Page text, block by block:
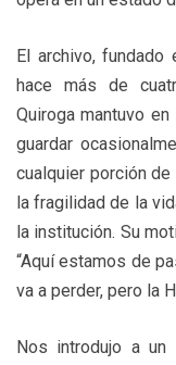
El archivo,
hace más de
Quiroga mantuvo
guardar
cualquier porción
la fragilidad de la
la institución. Su
“Aquí estamos de
va a perder, pero la
Nos introdujo a un